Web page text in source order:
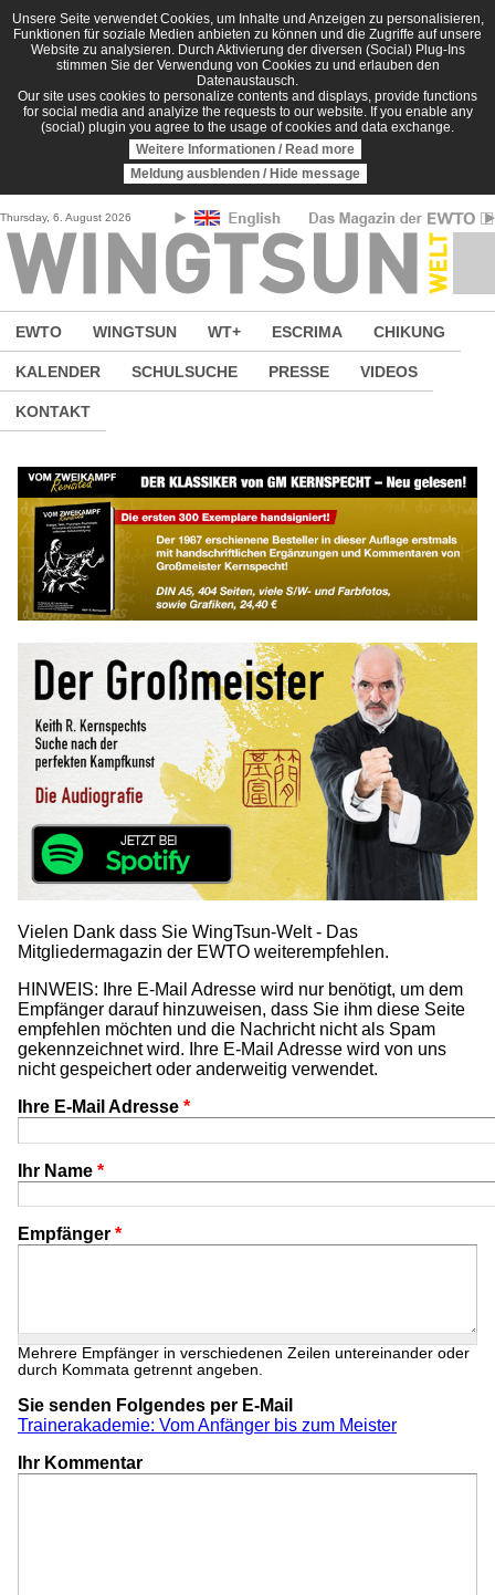
Direkt zum Inhalt
Unsere Seite verwendet Cookies, um Inhalte und Anzeigen zu personalisieren,
Funktionen für soziale Medien anbieten zu können und die Zugriffe auf unsere
Website zu analysieren. Durch Aktivierung der diversen (Social) Plug-Ins
stimmen Sie der Verwendung von Cookies zu und erlauben den
Datenaustausch.
Our site uses cookies to personalize contents and displays, provide functions
for social media and analyize the requests to our website. If you enable any
(social) plugin you agree to the usage of cookies and data exchange.
Weitere Informationen / Read more
Meldung ausblenden / Hide message
Thursday, 6. August 2026
EWTO WINGTSUN WT+ ESCRIMA CHIKUNG
KALENDER SCHULSUCHE PRESSE VIDEOS
KONTAKT
Vielen Dank dass Sie WingTsun-Welt - Das
Mitgliedermagazin der EWTO weiterempfehlen.
HINWEIS: Ihre E-Mail Adresse wird nur benötigt, um dem
Empfänger darauf hinzuweisen, dass Sie ihm diese Seite
empfehlen möchten und die Nachricht nicht als Spam
gekennzeichnet wird. Ihre E-Mail Adresse wird von uns
nicht gespeichert oder anderweitig verwendet.
Ihre E-Mail Adresse *
Ihr Name *
Empfänger *
Mehrere Empfänger in verschiedenen Zeilen untereinander oder
durch Kommata getrennt angeben.
Sie senden Folgendes per E-Mail
Trainerakademie: Vom Anfänger bis zum Meister
Ihr Kommentar